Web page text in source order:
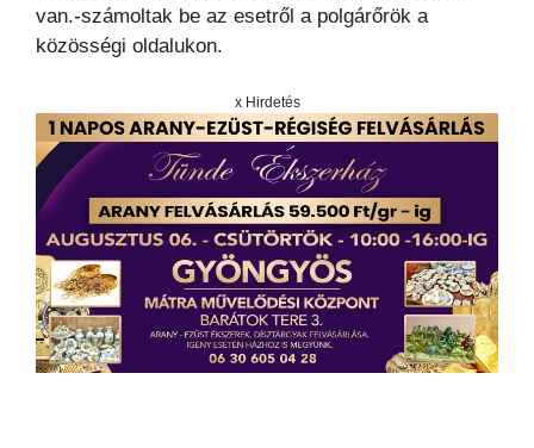
van.-számoltak be az esetről a polgárőrök a
közösségi oldalukon.
x Hirdetés